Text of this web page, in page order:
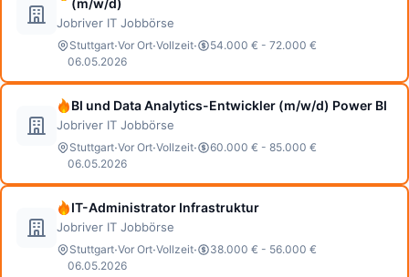
(m/w/d)
Jobriver IT Jobbörse
Stuttgart·Vor Ort·Vollzeit·
54.000 € - 72.000 €
06.05.2026
BI und Data Analytics-Entwickler (m/w/d) Power BI
Jobriver IT Jobbörse
Stuttgart·Vor Ort·Vollzeit·
60.000 € - 85.000 €
06.05.2026
IT-Administrator Infrastruktur
Jobriver IT Jobbörse
Stuttgart·Vor Ort·Vollzeit·
38.000 € - 56.000 €
06.05.2026